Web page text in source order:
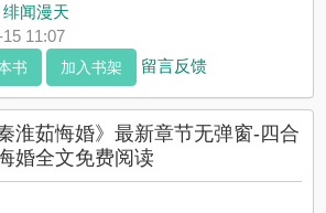
活了签到系统。 一路火花伴闪电，让秦淮
。 从四合院开始发迹，从香江开始，一路
界之王。
闻漫天
11:07
书 加入书架 留言反馈
淮茹悔婚》最新章节无弹窗-四合
婚全文免费阅读